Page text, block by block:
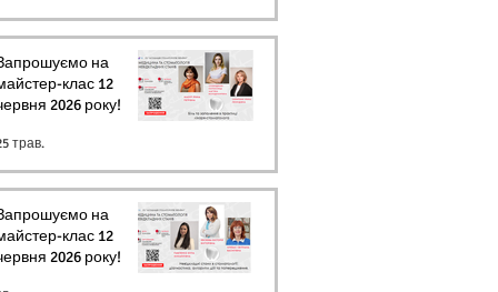
на
клас 12
2026 року!
трав.
на
клас 12
2026 року!